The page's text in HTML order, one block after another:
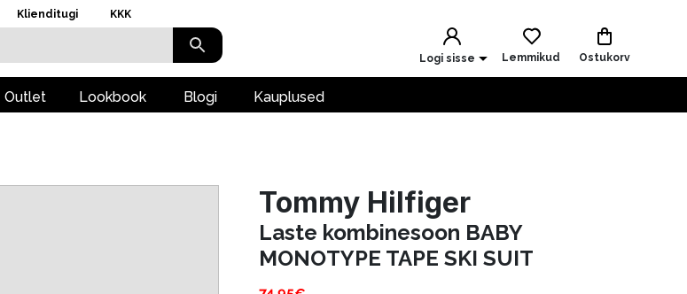
Klienditugi KKK
Logi sisse Lemmikud Ostukorv
Outlet Lookbook Blogi Kauplused
Tommy Hilfiger
Laste kombinesoon BABY
MONOTYPE TAPE SKI SUIT